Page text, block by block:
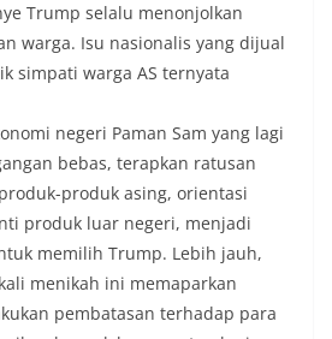
Trump selalu menonjolkan
warga. Isu nasionalis yang dijual
simpati warga AS ternyata
negeri Paman Sam yang lagi
bebas, terapkan ratusan
produk asing, orientasi
produk luar negeri, menjadi
memilih Trump. Lebih jauh,
menikah ini memaparkan
pembatasan terhadap para